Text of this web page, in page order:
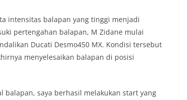
intensitas balapan yang tinggi menjadi
pertengahan balapan, M Zidane mulai
Ducati Desmo450 MX. Kondisi tersebut
menyelesaikan balapan di posisi
balapan, saya berhasil melakukan start yang